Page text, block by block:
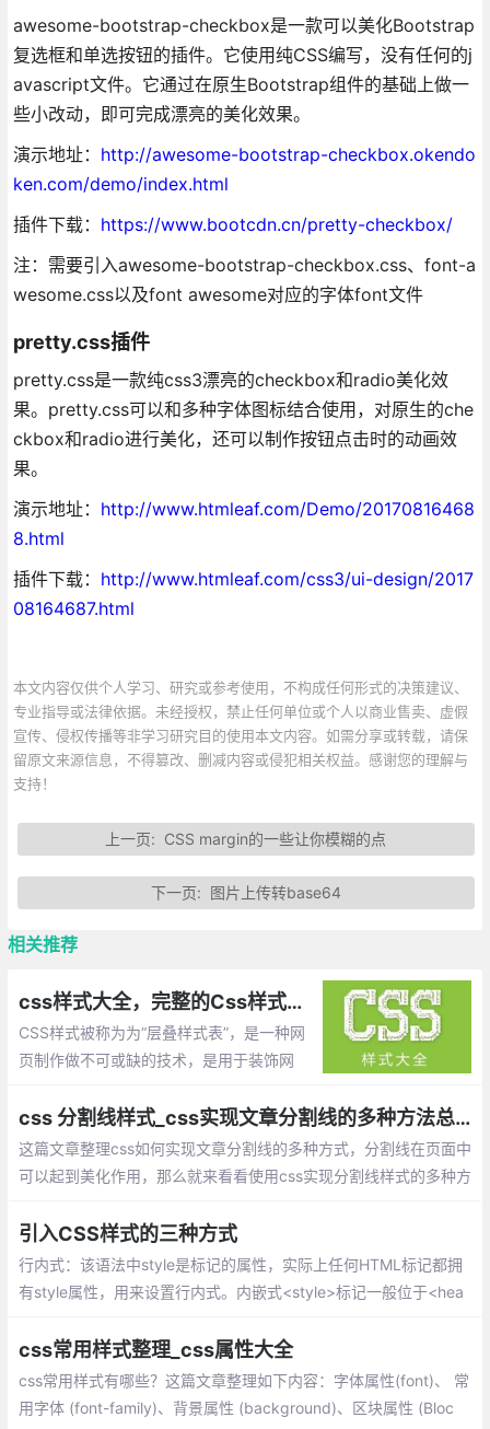
awesome-bootstrap-checkbox是一款可以美化Bootstrap
复选框和单选按钮的插件。它使用纯CSS编写，没有任何的j
avascript文件。它通过在原生Bootstrap组件的基础上做一
些小改动，即可完成漂亮的美化效果。
演示地址： http://awesome-bootstrap-checkbox.okendo
ken.com/demo/index.html
插件下载： https://www.bootcdn.cn/pretty-checkbox/
注：需要引入awesome-bootstrap-checkbox.css、font-a
wesome.css以及font awesome对应的字体font文件
pretty.css插件
pretty.css是一款纯css3漂亮的checkbox和radio美化效
果。pretty.css可以和多种字体图标结合使用，对原生的che
ckbox和radio进行美化，还可以制作按钮点击时的动画效
果。
演示地址： http://www.htmleaf.com/Demo/20170816468
8.html
插件下载： http://www.htmleaf.com/css3/ui-design/2017
08164687.html
本文内容仅供个人学习、研究或参考使用，不构成任何形式的决策建议、
专业指导或法律依据。未经授权，禁止任何单位或个人以商业售卖、虚假
宣传、侵权传播等非学习研究目的使用本文内容。如需分享或转载，请保
留原文来源信息，不得篡改、删减内容或侵犯相关权益。感谢您的理解与
支持！
上一页: CSS margin的一些让你模糊的点
下一页: 图片上传转base64
相关推荐
css样式大全，完整的Css样式大全(整理)
CSS样式被称为为“层叠样式表”，是一种网
页制作做不可或缺的技术，是用于装饰网
css 分割线样式_css实现文章分割线的多种方法总结
这篇文章整理css如何实现文章分割线的多种方式，分割线在页面中
可以起到美化作用，那么就来看看使用css实现分割线样式的多种方
现分隔线、浮动实现分隔线、利用字符实现分隔线
引入CSS样式的三种方式
行内式：该语法中style是标记的属性，实际上任何HTML标记都拥
有style属性，用来设置行内式。内嵌式<style>标记一般位于<hea
方。
css常用样式整理_css属性大全
css常用样式有哪些？这篇文章整理如下内容：字体属性(font)、 常
用字体 (font-family)、背景属性 (background)、区块属性 (Bloc